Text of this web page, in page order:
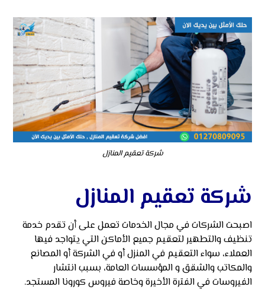
شركة تعقيم المنازل
شركة تعقيم المنازل
اصبحت الشركات في مجال الخدمات تعمل على أن تقدم خدمة
تنظيف والتطهير لتعقيم جميع الأماكن التي يتواجد فيها
العملاء، سواء التعقيم في المنزل أو في الشركة أو المصانع
والمكاتب والشقق و المؤسسات العامة، بسبب انتشار
الفيروسات في الفترة الأخيرة وخاصة فيروس كورونا المستجد.